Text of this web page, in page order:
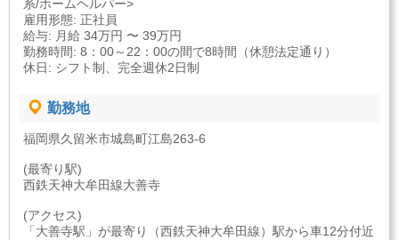
系/ホームヘルパー>
雇用形態: 正社員
給与: 月給 34万円 〜 39万円
勤務時間: 8：00～22：00の間で8時間（休憩法定通り）
休日: シフト制、完全週休2日制
勤務地
福岡県久留米市城島町江島263-6
(最寄り駅)
西鉄天神大牟田線大善寺
(アクセス)
「大善寺駅」が最寄り（西鉄天神大牟田線）駅から車12分付近